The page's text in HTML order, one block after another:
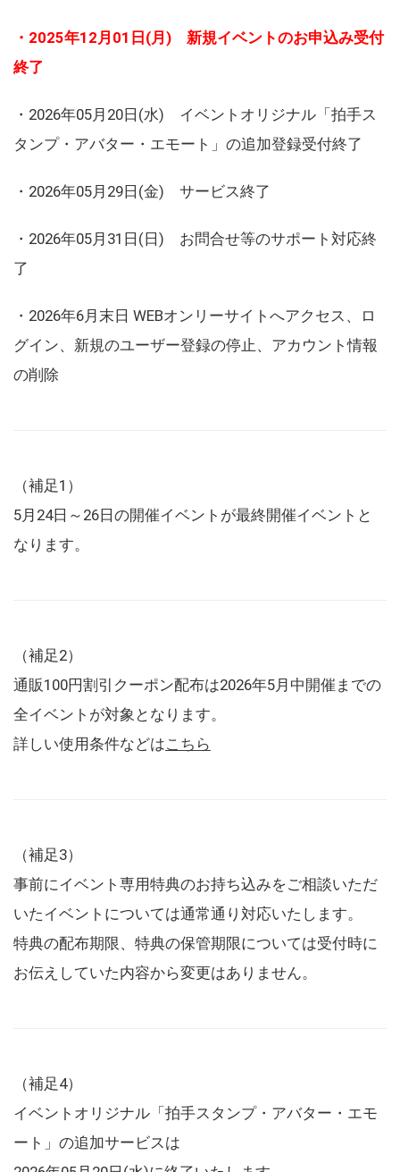
・2025年12月01日(月) 新規イベントのお申込み受付
終了
・2026年05月20日(水) イベントオリジナル「拍手ス
タンプ・アバター・エモート」の追加登録受付終了
・2026年05月29日(金) サービス終了
・2026年05月31日(日) お問合せ等のサポート対応終
了
・2026年6月末日 WEBオンリーサイトへアクセス、ロ
グイン、新規のユーザー登録の停止、アカウント情報
の削除
（補足1）
5月24日～26日の開催イベントが最終開催イベントと
なります。
（補足2）
通販100円割引クーポン配布は2026年5月中開催までの
全イベントが対象となります。
詳しい使用条件などはこちら
（補足3）
事前にイベント専用特典のお持ち込みをご相談いただ
いたイベントについては通常通り対応いたします。
特典の配布期限、特典の保管期限については受付時に
お伝えしていた内容から変更はありません。
（補足4）
イベントオリジナル「拍手スタンプ・アバター・エモ
ート」の追加サービスは